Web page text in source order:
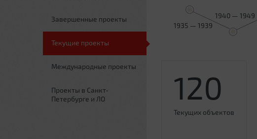
Завершенные проекты
Текущие проекты
Международные проекты
Проекты в Санкт-
Петербурге и ЛО
1935 — 1939
1940 — 1949
120
Текущих объектов